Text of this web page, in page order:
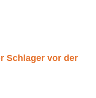
Schlager vor der